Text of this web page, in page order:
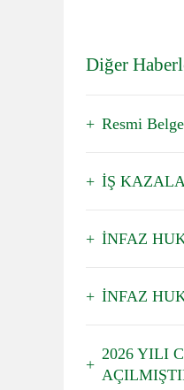
Diğer
Resmi
İŞ
İNFAZ
İNFAZ
2026 YILI